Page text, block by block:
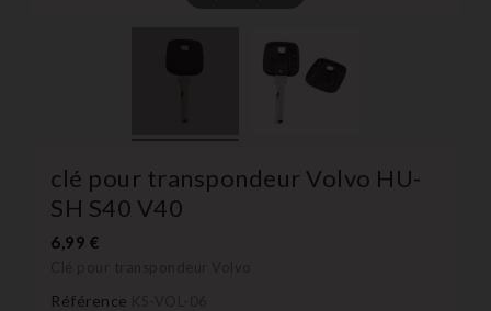
clé pour transpondeur Volvo HU-
SH S40 V40
6,99 €
Référence